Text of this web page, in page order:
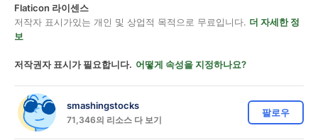
Flaticon 라이센스
저작자 표시가있는 개인 및 상업적 목적으로 무료입니다. 더 자세한 정
보
저작권자 표시가 필요합니다. 어떻게 속성을 지정하나요?
smashingstocks
71,346의 리소스 다 보기
팔로우